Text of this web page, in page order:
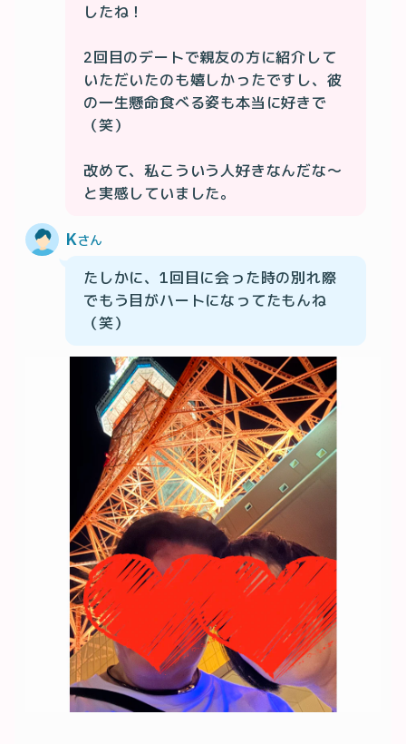
したね！
2回目のデートで親友の方に紹介して
いただいたのも嬉しかったですし、彼
の一生懸命食べる姿も本当に好きで
（笑）
改めて、私こういう人好きなんだな〜
と実感していました。
Kさん
たしかに、1回目に会った時の別れ際
でもう目がハートになってたもんね
（笑）